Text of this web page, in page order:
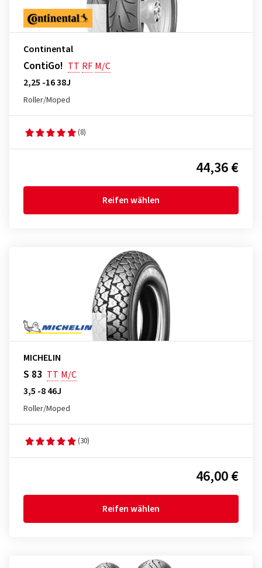
Continental
ContiGo! TT RF M/C
2,25 -16 38J
Roller/Moped
(8)
44,36 €
Reifen wählen
MICHELIN
S 83 TT M/C
3,5 -8 46J
Roller/Moped
(30)
46,00 €
Reifen wählen